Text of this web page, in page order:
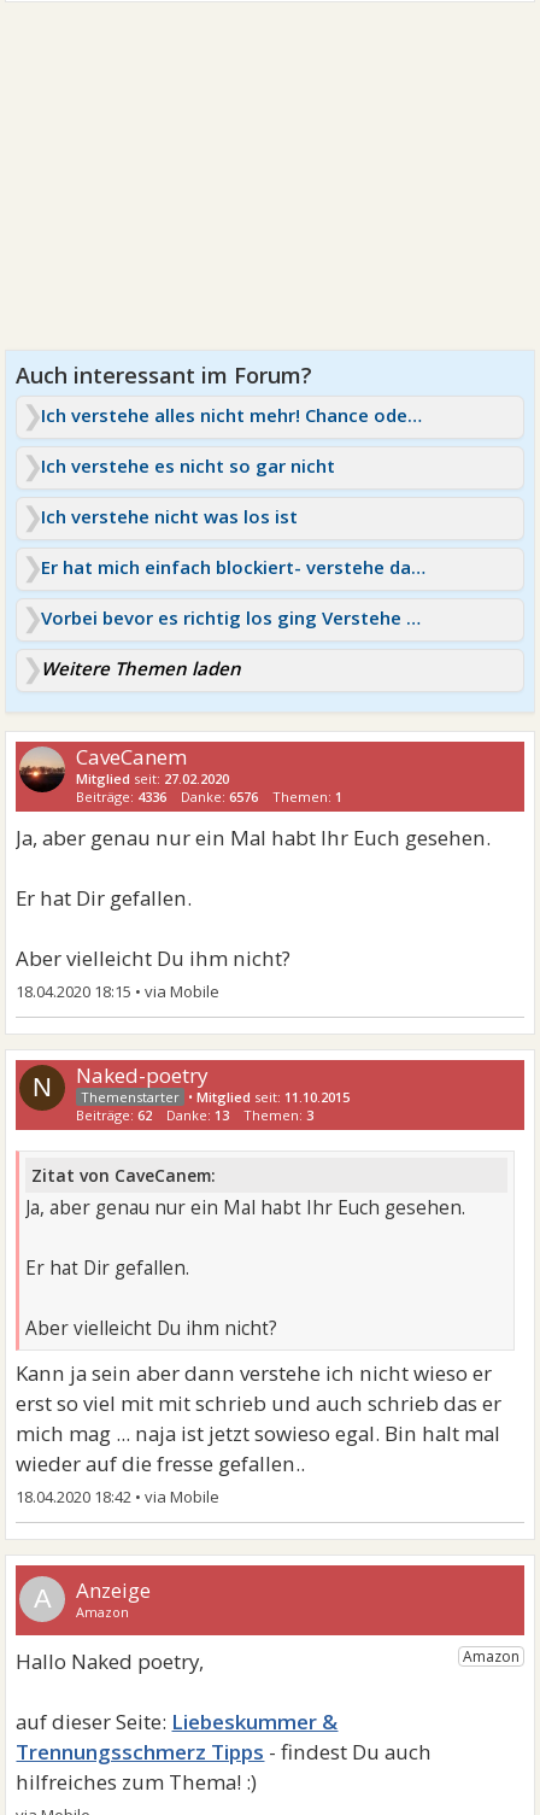
Ich verstehe alles nicht mehr! Chance oder nicht?
Ich verstehe es nicht so gar nicht
Ich verstehe nicht was los ist
Er hat mich einfach blockiert- verstehe das nicht
Vorbei bevor es richtig los ging Verstehe es nicht
Weitere Themen laden
CaveCanem
Mitglied seit: 27.02.2020
Beiträge: 4336 Danke:6576 Themen: 1
Ja, aber genau nur ein Mal habt Ihr Euch gesehen.
Er hat Dir gefallen.
Aber vielleicht Du ihm nicht?
18.04.2020 18:15 •
N Naked-poetry
•Mitglied seit: 11.10.2015
Beiträge:62 Danke: 13 Themen:3
Zitat von CaveCanem:
Ja, aber genau nur ein Mal habt Ihr Euch gesehen.
Er hat Dir gefallen.
Aber vielleicht Du ihm nicht?
Kann ja sein aber dann verstehe ich nicht wieso er
erst so viel mit mit schrieb und auch schrieb das er
mich mag ... naja ist jetzt sowieso egal. Bin halt mal
wieder auf die fresse gefallen..
18.04.2020 18:42 •
A
Liebeskummer &
Trennungsschmerz Tipps